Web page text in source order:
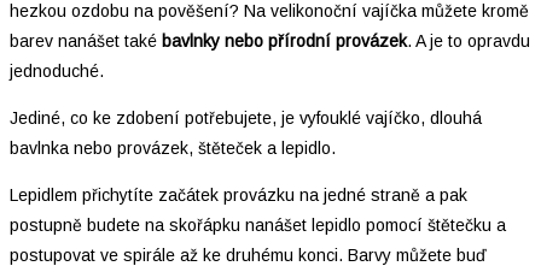
hezkou ozdobu na pověšení? Na velikonoční vajíčka můžete kromě
barev nanášet také bavlnky nebo přírodní provázek. A je to opravdu
jednoduché.
Jediné, co ke zdobení potřebujete, je vyfouklé vajíčko, dlouhá
bavlnka nebo provázek, štěteček a lepidlo.
Lepidlem přichytíte začátek provázku na jedné straně a pak
postupně budete na skořápku nanášet lepidlo pomocí štětečku a
postupovat ve spirále až ke druhému konci. Barvy můžete buď